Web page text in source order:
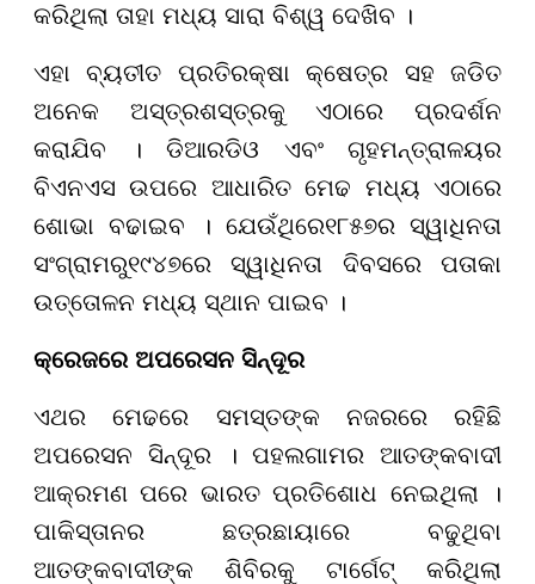
କରିଥିଲା ତାହା ମଧ୍ୟ ସାରା ବିଶ୍ୱ ଦେଖିବ ।
ଏହା ବ୍ୟତୀତ ପ୍ରତିରକ୍ଷା କ୍ଷେତ୍ର ସହ ଜଡିତ
ଅନେକ ଅସ୍ତ୍ରଶସ୍ତ୍ରକୁ ଏଠାରେ ପ୍ରଦର୍ଶନ
କରାଯିବ । ଡିଆରଡିଓ ଏବଂ ଗୃହମନ୍ତ୍ରାଳୟର
ବିଏନଏସ ଉପରେ ଆଧାରିତ ମେଢ ମଧ୍ୟ ଏଠାରେ
ଶୋଭା ବଢାଇବ । ଯେଉଁଥିରେ୧୮୫୭ର ସ୍ୱାଧିନତା
ସଂଗ୍ରାମରୁ୧୯୪୭ରେ ସ୍ୱାଧିନତା ଦିବସରେ ପତାକା
ଉତ୍ତୋଳନ ମଧ୍ୟ ସ୍ଥାନ ପାଇବ ।
କ୍ରେଜରେ ଅପରେସନ ସିନ୍ଦୂର
ଏଥର ମେଢରେ ସମସ୍ତଙ୍କ ନଜରରେ ରହିଛି
ଅପରେସନ ସିନ୍ଦୂର । ପହଲଗାମର ଆତଙ୍କବାଦୀ
ଆକ୍ରମଣ ପରେ ଭାରତ ପ୍ରତିଶୋଧ ନେଇଥିଲା ।
ପାକିସ୍ତାନର ଛତ୍ରଛାୟାରେ ବଢୁଥିବା
ଆତଙ୍କବାଦୀଙ୍କ ଶିବିରକୁ ଟାର୍ଗେଟ୍ କରିଥିଲା